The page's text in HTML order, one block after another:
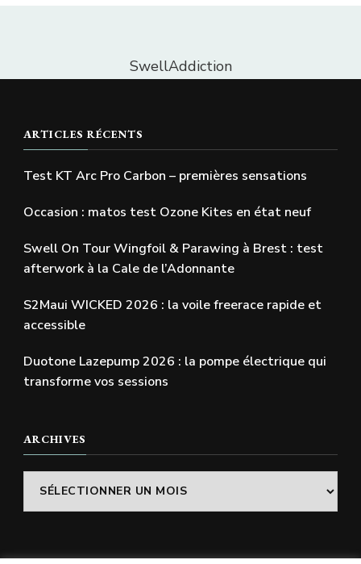
SwellAddiction
ARTICLES RÉCENTS
Test KT Arc Pro Carbon – premières sensations
Occasion : matos test Ozone Kites en état neuf
Swell On Tour Wingfoil & Parawing à Brest : test
afterwork à la Cale de l’Adonnante
S2Maui WICKED 2026 : la voile freerace rapide et
accessible
Duotone Lazepump 2026 : la pompe électrique qui
transforme vos sessions
ARCHIVES
Archives